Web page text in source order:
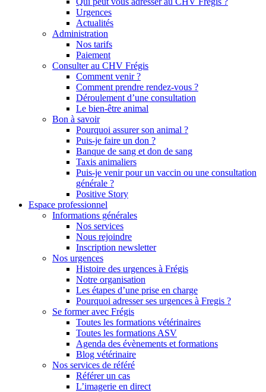
Urgences
Actualités
Administration
Nos tarifs
Paiement
Consulter au CHV Frégis
Comment venir ?
Comment prendre rendez-vous ?
Déroulement d’une consultation
Le bien-être animal
Bon à savoir
Pourquoi assurer son animal ?
Puis-je faire un don ?
Banque de sang et don de sang
Taxis animaliers
Puis-je venir pour un vaccin ou une consultation
générale ?
Positive Story
Espace professionnel
Informations générales
Nos services
Nous rejoindre
Inscription newsletter
Nos urgences
Histoire des urgences à Frégis
Notre organisation
Les étapes d’une prise en charge
Pourquoi adresser ses urgences à Fregis ?
Se former avec Frégis
Toutes les formations vétérinaires
Toutes les formations ASV
Agenda des évènements et formations
Blog vétérinaire
Nos services de référé
Référer un cas
L’imagerie en direct